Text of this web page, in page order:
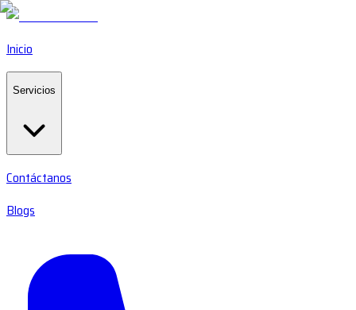
Inicio
Servicios
Contáctanos
Blogs